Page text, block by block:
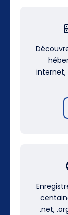
internet,
.net,